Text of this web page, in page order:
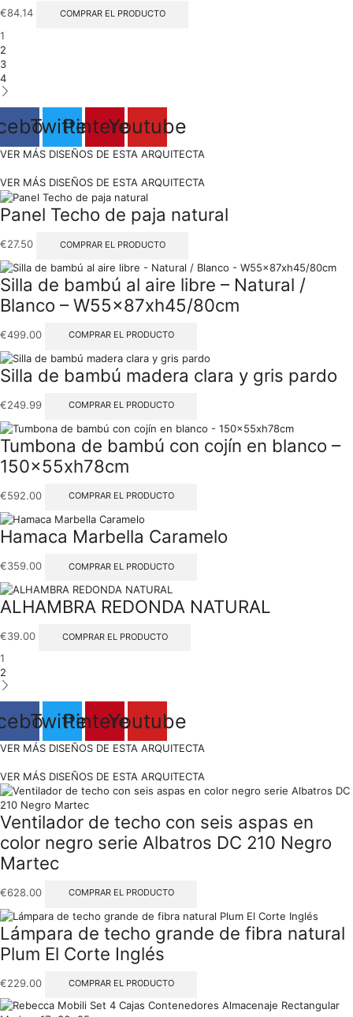
€84.14 COMPRAR EL PRODUCTO
1
2
3
4
TwitterPinterestYoutube
VER MÁS DISEÑOS DE ESTA ARQUITECTA
VER MÁS DISEÑOS DE ESTA ARQUITECTA
Panel Techo de paja natural
€27.50 COMPRAR EL PRODUCTO
Silla de bambú al aire libre – Natural /
Blanco – W55x87xh45/80cm
€499.00 COMPRAR EL PRODUCTO
Silla de bambú madera clara y gris pardo
€249.99 COMPRAR EL PRODUCTO
Tumbona de bambú con cojín en blanco –
150x55xh78cm
€592.00 COMPRAR EL PRODUCTO
Hamaca Marbella Caramelo
€359.00 COMPRAR EL PRODUCTO
ALHAMBRA REDONDA NATURAL
€39.00 COMPRAR EL PRODUCTO
1
2
TwitterPinterestYoutube
VER MÁS DISEÑOS DE ESTA ARQUITECTA
VER MÁS DISEÑOS DE ESTA ARQUITECTA
Ventilador de techo con seis aspas en
color negro serie Albatros DC 210 Negro
Martec
€628.00 COMPRAR EL PRODUCTO
Lámpara de techo grande de fibra natural
Plum El Corte Inglés
€229.00 COMPRAR EL PRODUCTO